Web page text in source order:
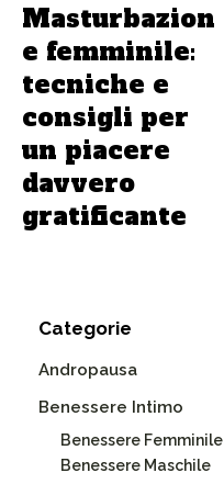
Masturbazion
e femminile:
tecniche e
consigli per
un piacere
davvero
gratificante
Categorie
Andropausa
Benessere Intimo
Benessere Femminile
Benessere Maschile